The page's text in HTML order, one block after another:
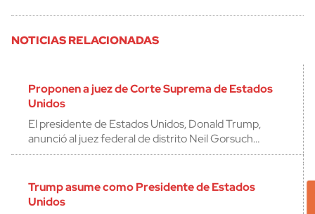
NOTICIAS RELACIONADAS
Proponen a juez de Corte Suprema de Estados
Unidos
El presidente de Estados Unidos, Donald Trump,
anunció al juez federal de distrito Neil Gorsuch…
Trump asume como Presidente de Estados
Unidos